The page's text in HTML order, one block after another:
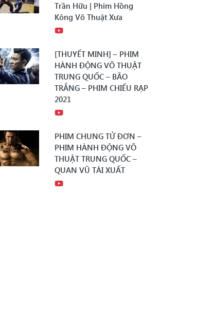
Trần Hữu | Phim Hồng
Kông Võ Thuật Xưa
[THUYẾT MINH] – PHIM
HÀNH ĐỘNG VÕ THUẬT
TRUNG QUỐC – BÃO
TRẮNG – PHIM CHIẾU RẠP
2021
PHIM CHUNG TỬ ĐƠN –
PHIM HÀNH ĐỘNG VÕ
THUẬT TRUNG QUỐC –
QUAN VŨ TÁI XUẤT